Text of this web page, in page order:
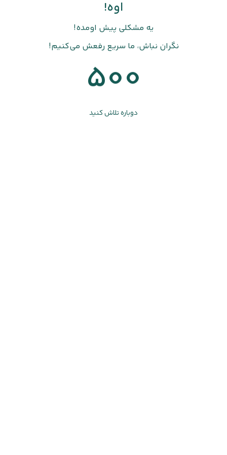
اوه!
یه مشکلی پیش اومده!
نگران نباش، ما سریع رفعش می‌کنیم!
500
دوباره تلاش کنید